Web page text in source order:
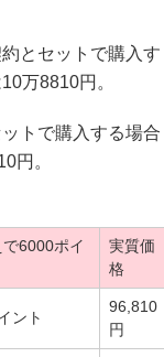
とセットで購入す
万8810円。
トで購入する場合
円。
6000ポイ
実質価
格
ント
96,810
円